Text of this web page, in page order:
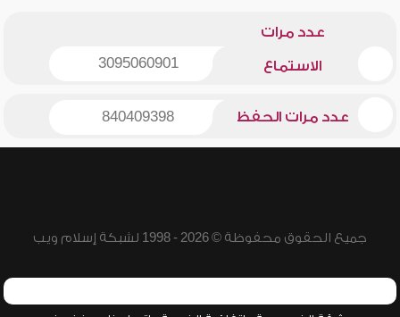
عدد مرات
الاستماع 3095060901
عدد مرات الحفظ 840409398
جميع الحقوق محفوظة © 2026 - 1998 لشبكة إسلام ويب